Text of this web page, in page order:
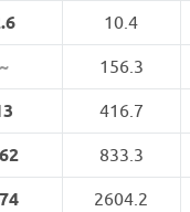
10.4
~ 156.3
416.7
833.3
2604.2